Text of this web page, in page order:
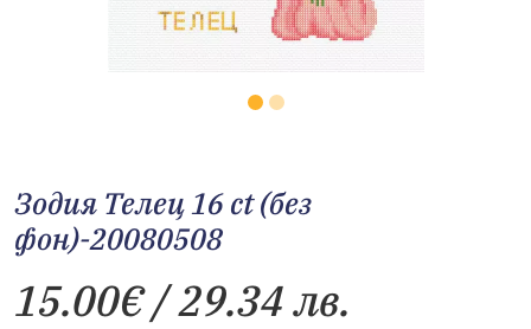
Зодия Телец 16 ct (без
фон)-20080508
15.00€/ 29.34 лв.